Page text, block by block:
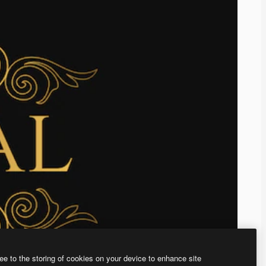
to the storing of cookies on your device to enhance site